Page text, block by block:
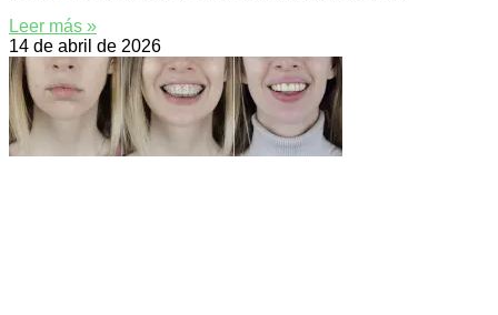
Leer más »
14 de abril de 2026